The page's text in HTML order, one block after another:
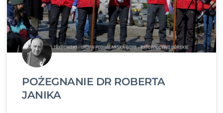
POŻEGNANIE DR ROBERTA
JANIKA